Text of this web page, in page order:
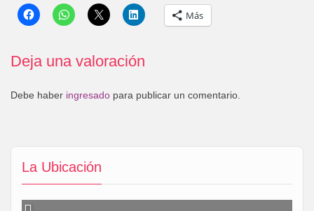
La Ubicación
Más
Deja una valoración
Debe haber ingresado para publicar un comentario.